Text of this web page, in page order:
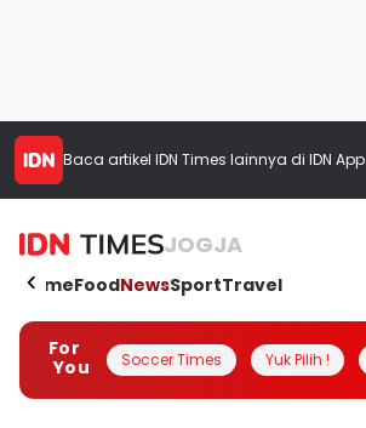
Baca artikel IDN Times lainnya di IDN App
JOGJA
HomeFoodNewsSportTravel
For
You
Soccer Times Yuk Pilih !